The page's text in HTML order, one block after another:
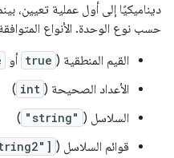
ديناميكيًا إلى أول عملية تعيين،
حسب نوع الوحدة. الأنواع
القيم المنطقية ( true أو
الأعداد الصحيحة ( int
)
السلاسل ( "string"
)
قوائم السلاسل (